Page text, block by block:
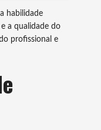
habilidade
a qualidade do
profissional e